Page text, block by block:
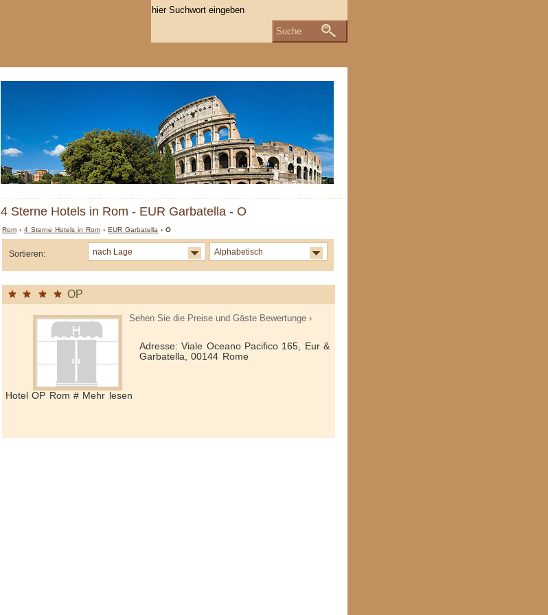
4 Sterne Hotels in Rom - EUR Garbatella - O
Rom ›4 Sterne Hotels in Rom ›EUR Garbatella › O
Sortieren: nach Lage Alphabetisch
OP
Sehen Sie die Preise und Gäste Bewertunge ›
Adresse: Viale Oceano Pacifico 165, Eur &
Garbatella, 00144 Rome
Hotel OP Rom # Mehr lesen
Suche